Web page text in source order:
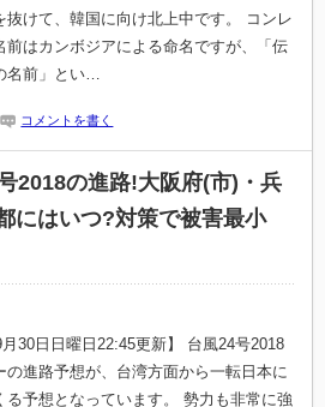
抜けて、韓国に向け北上中です。 コンレ
前はカンボジアによる命名ですが、「伝
名前」とい…
コメントを書く
2018の進路!大阪府(市)・兵
にはいつ?対策で被害最小
月30日日曜日22:45更新】 台風24号2018
の進路予想が、台湾方面から一転日本に
る予想となっています。 勢力も非常に強